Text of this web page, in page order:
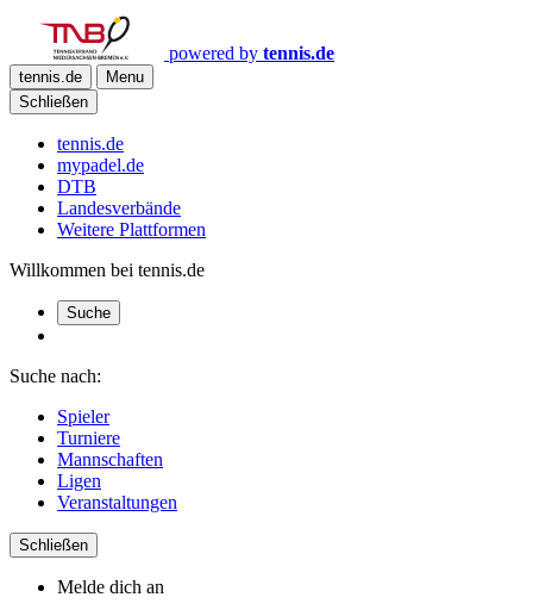
powered by tennis.de
tennis.de
Menu
Schließen
tennis.de
mypadel.de
DTB
Landesverbände
Weitere Plattformen
Willkommen bei tennis.de
Suche
Suche nach:
Spieler
Turniere
Mannschaften
Ligen
Veranstaltungen
Schließen
Melde dich an